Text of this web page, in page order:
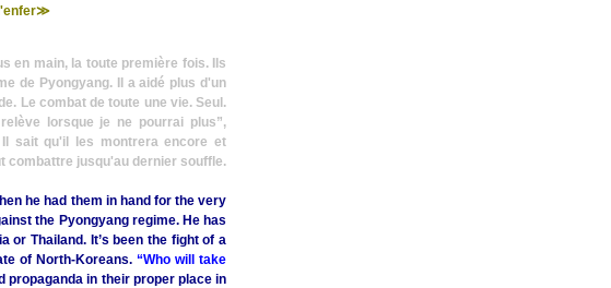
l'enfer≫
en main, la toute première fois. Ils
de Pyongyang. Il a aidé plus d'un
Le combat de toute une vie. Seul.
lorsque je ne pourrai plus”,
sait qu'il les montrera encore et
combattre jusqu'au dernier souffle.
he had them in hand for the very
the Pyongyang regime. He has
or Thailand. It’s been the fight of a
of North-Koreans. “Who will take
propaganda in their proper place in